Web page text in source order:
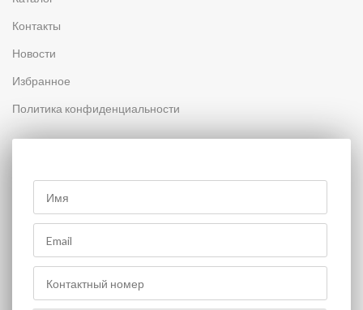
Контакты
Новости
Избранное
Политика конфиденциальности